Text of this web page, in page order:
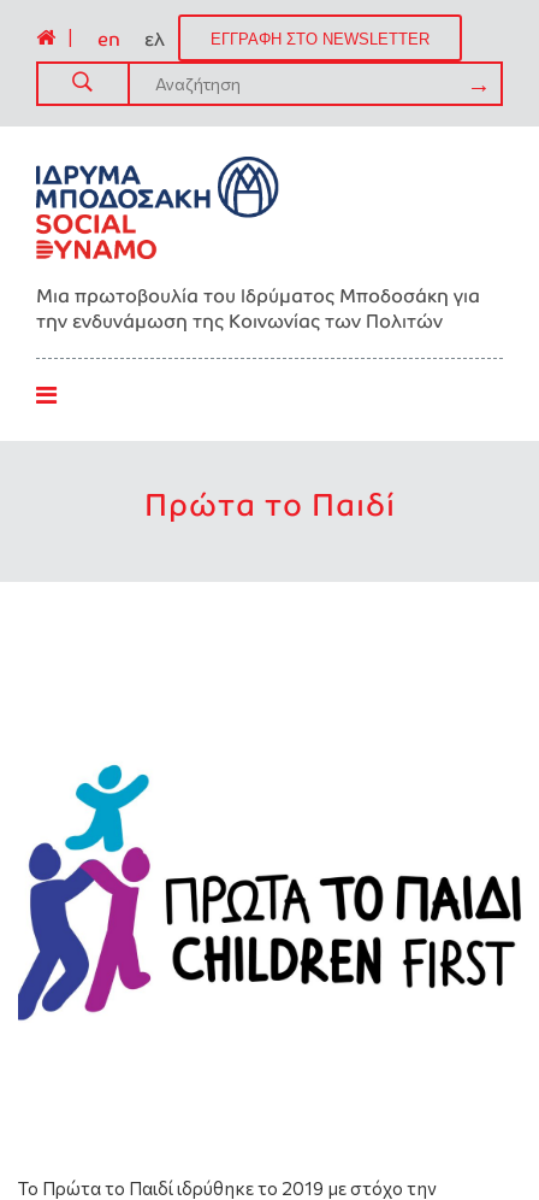
en ελ ΕΓΓΡΑΦΗ ΣΤΟ NEWSLETTER
Μια πρωτοβουλία του Ιδρύματος Μποδοσάκη για
την ενδυνάμωση της Kοινωνίας των Πολιτών
Πρώτα το Παιδί
Το Πρώτα το Παιδί ιδρύθηκε το 2019 με στόχο την